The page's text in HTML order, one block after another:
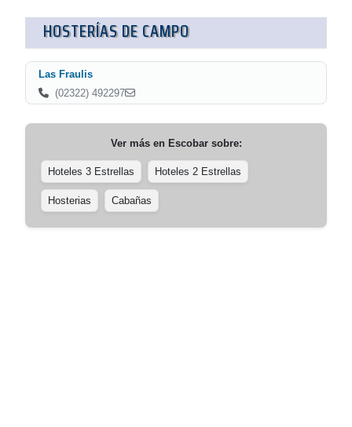
HOSTERÍAS DE CAMPO
Las Fraulis
(02322) 492297
Ver más en Escobarsobre:
Hoteles 3 Estrellas Hoteles 2 Estrellas
Hosterias Cabañas